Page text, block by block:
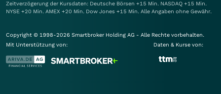
Zeitverzögerung der Kursdaten: Deutsche Börsen +15 Min. NASDAQ +15 Min.
NYSE +20 Min. AMEX +20 Min. Dow Jones +15 Min. Alle Angaben ohne Gewähr.
Copyright © 1998-2026 Smartbroker Holding AG - Alle Rechte vorbehalten.
Mit Unterstützung von:
Daten & Kurse von: